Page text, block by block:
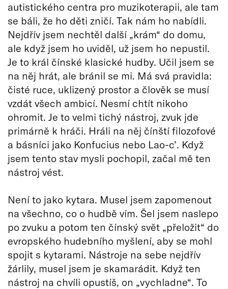
autistického centra pro muzikoterapii, ale tam
se báli, že ho děti zničí. Tak nám ho nabídli.
Nejdřív jsem nechtěl další „krám“ do domu,
ale když jsem ho uviděl, už jsem ho nepustil.
Je to král čínské klasické hudby. Učil jsem se
na něj hrát, ale bránil se mi. Má svá pravidla:
čisté ruce, uklizený prostor a člověk se musí
vzdát všech ambicí. Nesmí chtít nikoho
ohromit. Je to velmi tichý nástroj, zvuk jde
primárně k hráči. Hráli na něj čínští filozofové
a básníci jako Konfucius nebo Lao-c’. Když
jsem tento stav mysli pochopil, začal mě ten
nástroj vést.
Není to jako kytara. Musel jsem zapomenout
na všechno, co o hudbě vím. Šel jsem naslepo
po zvuku a potom ten čínský svět „přeložit“ do
evropského hudebního myšlení, aby se mohl
spojit s kytarami. Nástroje na sebe nejdřív
žárlily, musel jsem je skamarádit. Když ten
nástroj na chvíli opustíš, on „vychladne“. To